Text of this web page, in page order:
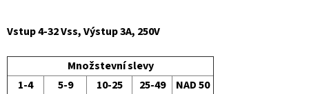
Vstup 4-32 Vss, Výstup 3A, 250V
Množstevní slevy
1-4
5-9 10-25 25-49
NAD 50